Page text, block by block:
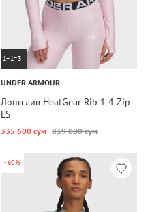
1+1=3
UNDER ARMOUR
Лонгслив HeatGear Rib 1 4 Zip
LS
335 600 сум 839 000 сум
-60%